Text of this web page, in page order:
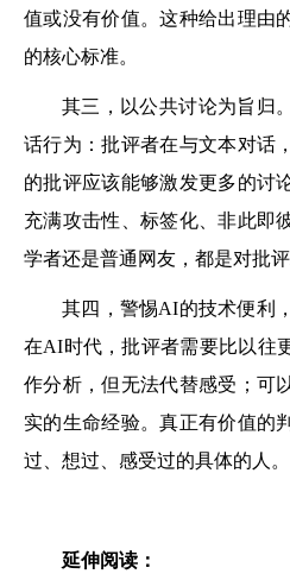
值或没有价值。这种给出理由
的核心标准。
其三，以公共讨论为旨归
话行为：批评者在与文本对话
的批评应该能够激发更多的讨
充满攻击性、标签化、非此即
学者还是普通网友，都是对批评
其四，警惕AI的技术便利
在AI时代，批评者需要比以往
作分析，但无法代替感受；可
实的生命经验。真正有价值的
过、想过、感受过的具体的人。
延伸阅读：